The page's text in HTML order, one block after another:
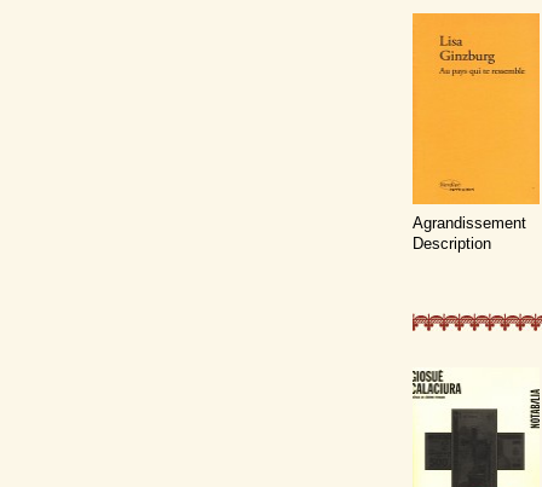
Agrandissement
Description